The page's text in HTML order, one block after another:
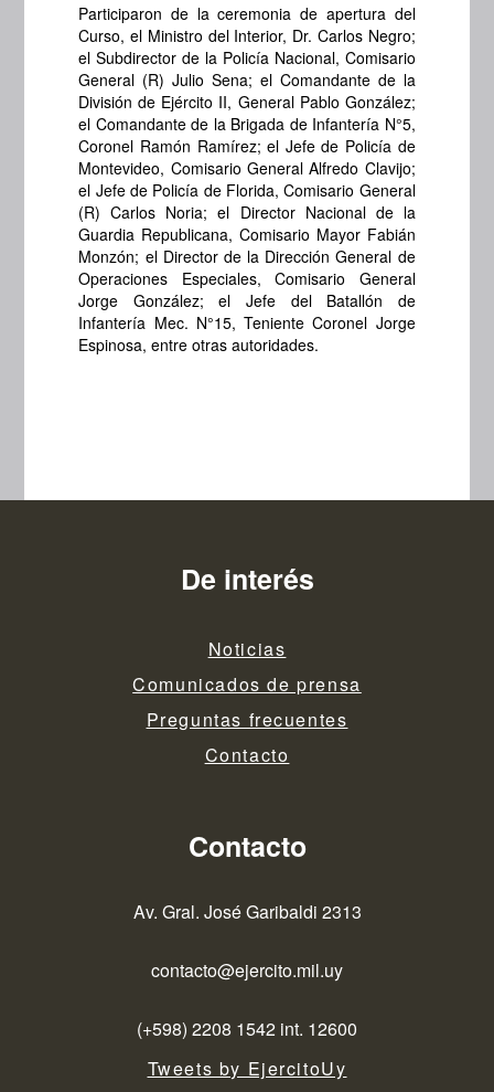
Participaron de la ceremonia de apertura del
Curso, el Ministro del Interior, Dr. Carlos Negro;
el Subdirector de la Policía Nacional, Comisario
General (R) Julio Sena; el Comandante de la
División de Ejército II, General Pablo González;
el Comandante de la Brigada de Infantería N°5,
Coronel Ramón Ramírez; el Jefe de Policía de
Montevideo, Comisario General Alfredo Clavijo;
el Jefe de Policía de Florida, Comisario General
(R) Carlos Noria; el Director Nacional de la
Guardia Republicana, Comisario Mayor Fabián
Monzón; el Director de la Dirección General de
Operaciones Especiales, Comisario General
Jorge González; el Jefe del Batallón de
Infantería Mec. N°15, Teniente Coronel Jorge
Espinosa, entre otras autoridades.
De interés
Noticias
Comunicados de prensa
Preguntas frecuentes
Contacto
Contacto
Av. Gral. José Garibaldi 2313
contacto@ejercito.mil.uy
(+598) 2208 1542 int. 12600
Tweets by EjercitoUy